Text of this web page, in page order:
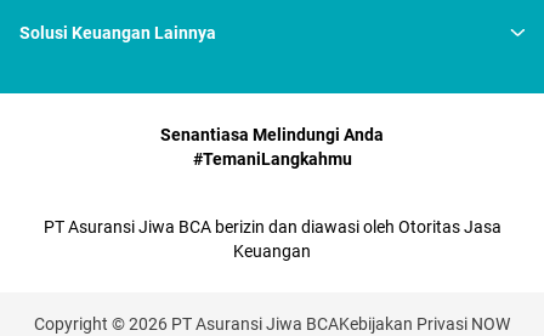
Solusi Keuangan Lainnya
Senantiasa Melindungi Anda
#TemaniLangkahmu
PT Asuransi Jiwa BCA berizin dan diawasi oleh Otoritas Jasa
Keuangan
Copyright © 2026 PT Asuransi Jiwa BCAKebijakan Privasi NOW